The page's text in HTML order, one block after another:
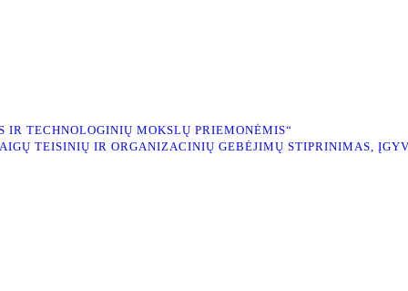
IR TECHNOLOGINIŲ MOKSLŲ PRIEMONĖMIS“
TEISINIŲ IR ORGANIZACINIŲ GEBĖJIMŲ STIPRINIMAS,